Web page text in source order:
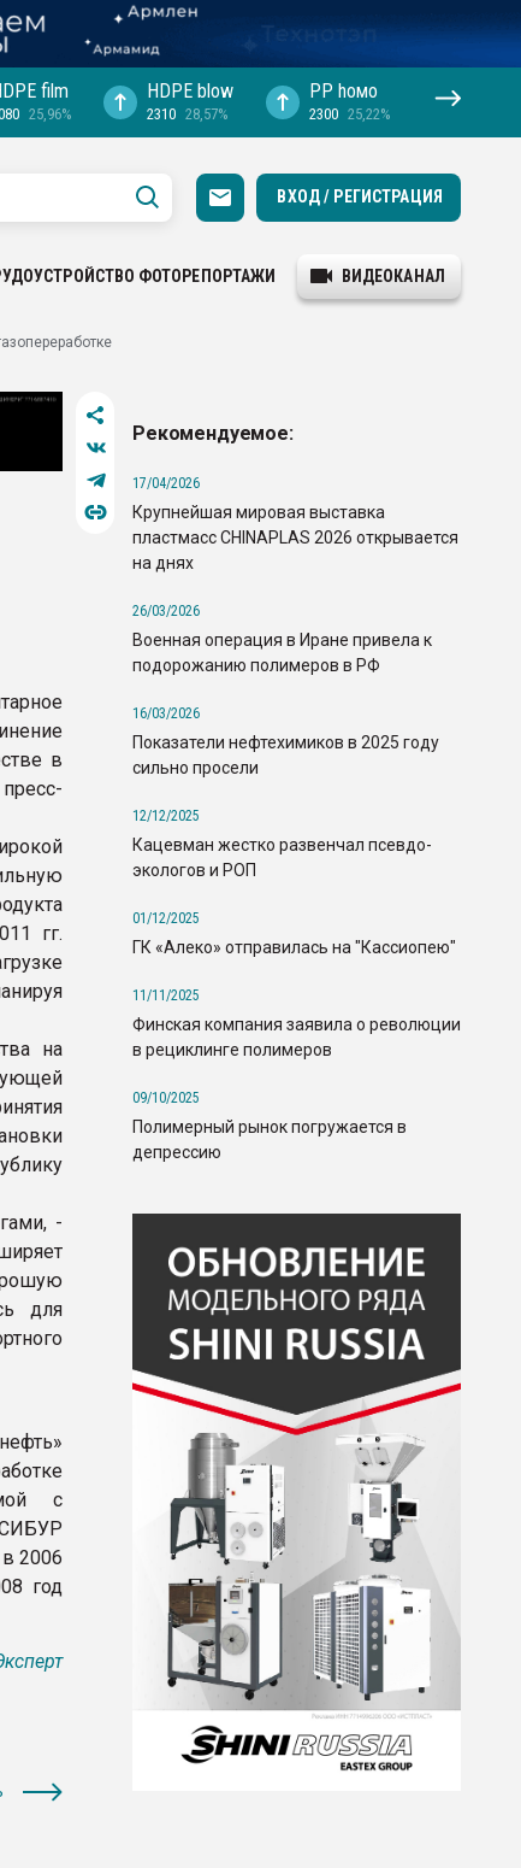
film
25,96%
HDPE blow
2310 28,57%
PP hомо
2300 25,22%
ВХОД / РЕГИСТРАЦИЯ
ФОТОРЕПОРТАЖИ ВИДЕОКАНАЛ
в
гг.
на
-
для
с
СИБУР
2006
год
Рекомендуемое:
17/04/2026
Крупнейшая мировая выставка
пластмасс CHINAPLAS 2026 открывается
на днях
26/03/2026
Военная операция в Иране привела к
подорожанию полимеров в РФ
16/03/2026
Показатели нефтехимиков в 2025 году
сильно просели
12/12/2025
Кацевман жестко развенчал псевдо-
экологов и РОП
01/12/2025
ГК «Алеко» отправилась на "Кассиопею"
11/11/2025
Финская компания заявила о революции
в рециклинге полимеров
09/10/2025
Полимерный рынок погружается в
депрессию